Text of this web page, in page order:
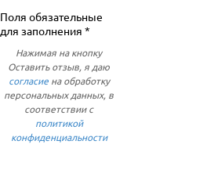
Поля обязательные
для заполнения *
Нажимая на кнопку
Оставить отзыв, я даю
согласиена обработку
персональных данных, в
соответствии с
политикой
конфиденциальности